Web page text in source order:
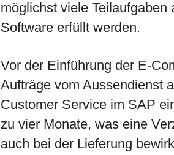
möglichst viele
Software erfüllt werden.
Vor der Einführung der E-
Aufträge vom Aussendienst
Customer Service im SAP
zu vier Monate, was eine
auch bei der Lieferung